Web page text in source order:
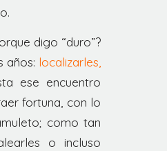
digo “duro”?
años: localizarles,
ese encuentro
fortuna, con lo
como tan
o incluso